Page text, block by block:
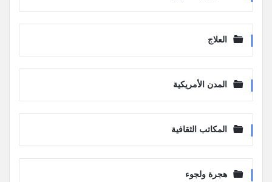
العلاج
المدن الأمريكية
المكاتب الثقافية
هجرة ولجوء